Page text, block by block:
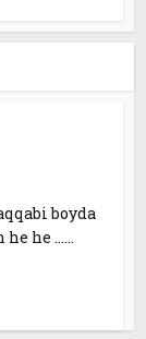
boyda
he he ……